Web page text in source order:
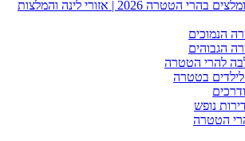
מלונות מומלצים בהרי הטטרה 2026 | אזורי לינה והמלצות
הנמוכים
הגבוהים
להרי הטטרה
לילדים בטטרה
נופש
הטטרה